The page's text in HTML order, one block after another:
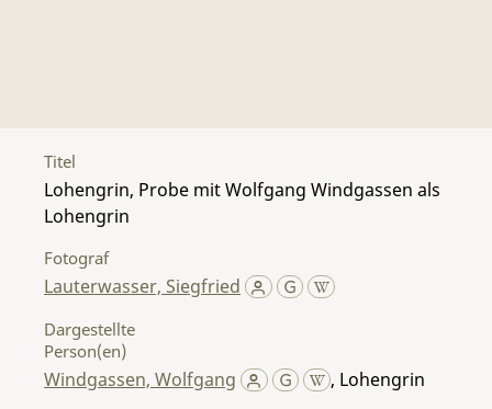
Titel
Lohengrin, Probe mit Wolfgang Windgassen als
Lohengrin
Fotograf
Lauterwasser, Siegfried
Dargestellte
Person(en)
Windgassen, Wolfgang , Lohengrin